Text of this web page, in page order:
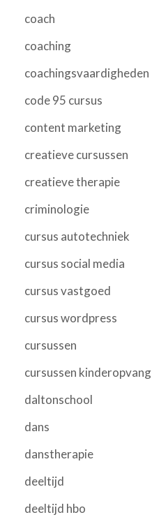
coach
coaching
coachingsvaardigheden
code 95 cursus
content marketing
creatieve cursussen
creatieve therapie
criminologie
cursus autotechniek
cursus social media
cursus vastgoed
cursus wordpress
cursussen
cursussen kinderopvang
daltonschool
dans
danstherapie
deeltijd
deeltijd hbo